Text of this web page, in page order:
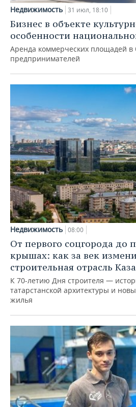
Недвижимость 31 июл, 18:10
Бизнес в объекте
особенности
Аренда коммерческих площадей в
предпринимателей
Недвижимость 08:00
От первого соцгорода до
крышах: как за век
строительная отрасль
К 70-летию Дня строителя —
татарстанской архитектуры и
жилья